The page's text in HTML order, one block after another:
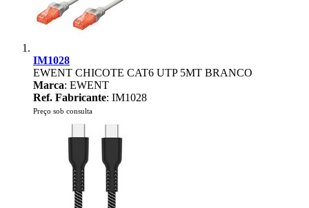
IM1028
EWENT CHICOTE CAT6 UTP 5MT BRANCO
Marca: EWENT
Ref. Fabricante: IM1028
Preço sob consulta